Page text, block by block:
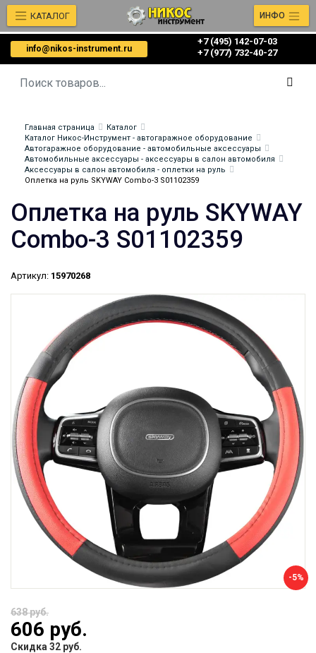
info@nikos-instrument.ru
+7 (495) 142-07-03
‎‎+7 (977) 732-40-27
КАТАЛОГ ИНФО
Главная страница
Каталог
Каталог Никос-Инструмент - автогаражное оборудование
Автогаражное оборудование - автомобильные аксессуары
Автомобильные аксессуары - аксессуары в салон автомобиля
Аксессуары в салон автомобиля - оплетки на руль
Оплетка на руль SKYWAY Combo-3 S01102359
Оплетка на руль SKYWAY
Combo-3 S01102359
Артикул: 15970268
-5%
638 руб.
606 руб.
Скидка 32 руб.